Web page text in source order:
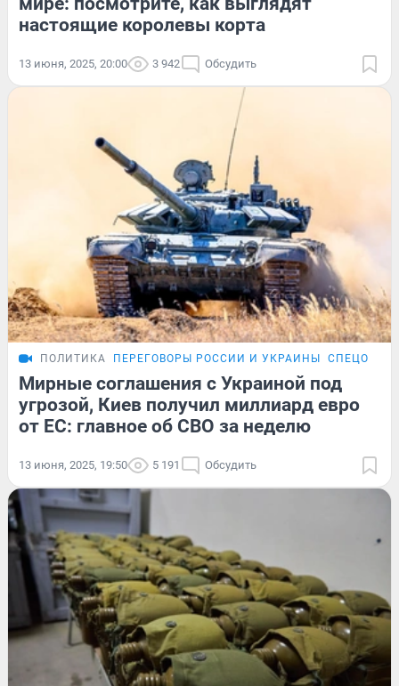
настоящие королевы корта
13 июня, 2025, 20:00 3 942 Обсудить
ПОЛИТИКА ПЕРЕГОВОРЫ РОССИИ И УКРАИНЫ
Мирные соглашения с Украиной под
угрозой, Киев получил миллиард евро
от ЕС: главное об СВО за неделю
13 июня, 2025, 19:50 5 191 Обсудить